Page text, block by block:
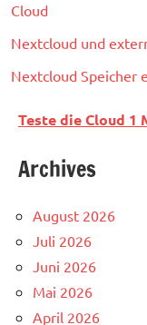
Cloud
Nextcloud und
Nextcloud Speicher
Teste die Cloud 1
Archives
August 2026
Juli 2026
Juni 2026
Mai 2026
April 2026